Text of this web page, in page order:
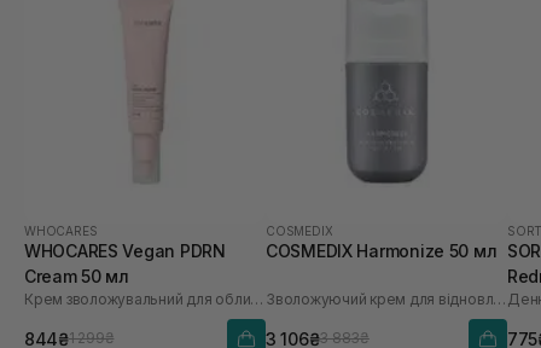
WHOCARES
WHOCARES Vegan PDRN
Cream 50 мл
Крем зволожувальний для обличчя із веганськими полінуклеотидами
844₴1 299₴
COSMEDIX
COSMEDIX Harmonize 50 мл
Зволожуючий крем для відновлення мікробіома
3 106₴3 883₴
30